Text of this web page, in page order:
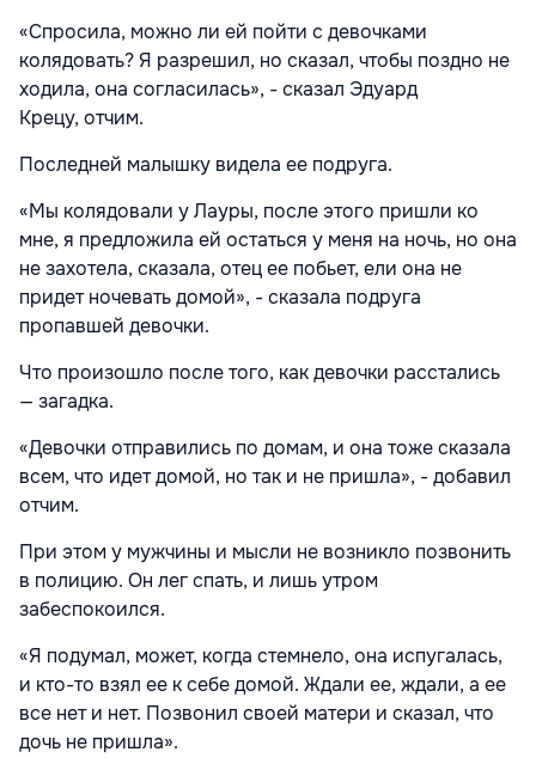
«Спросила, можно ли ей пойти с девочками
колядовать? Я разрешил, но сказал, чтобы поздно не
ходила, она согласилась», - сказал Эдуард
Крецу, отчим.
Последней малышку видела ее подруга.
«Мы колядовали у Лауры, после этого пришли ко
мне, я предложила ей остаться у меня на ночь, но она
не захотела, сказала, отец ее побьет, ели она не
придет ночевать домой», - сказала подруга
пропавшей девочки.
Что произошло после того, как девочки расстались
— загадка.
«Девочки отправились по домам, и она тоже сказала
всем, что идет домой, но так и не пришла», - добавил
отчим.
При этом у мужчины и мысли не возникло позвонить
в полицию. Он лег спать, и лишь утром
забеспокоился.
«Я подумал, может, когда стемнело, она испугалась,
и кто-то взял ее к себе домой. Ждали ее, ждали, а ее
все нет и нет. Позвонил своей матери и сказал, что
дочь не пришла».